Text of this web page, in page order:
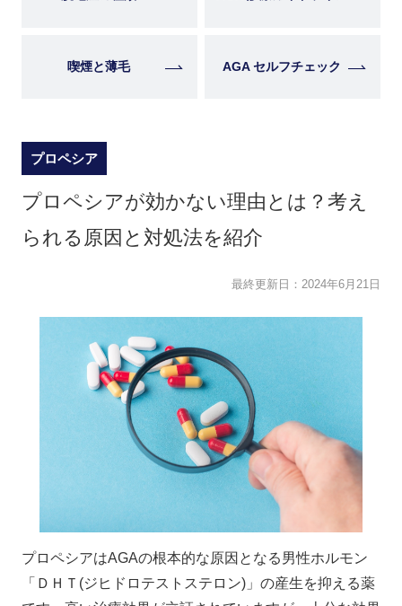
喫煙と薄毛 AGA セルフチェック
プロペシア
プロペシアが効かない理由とは？考え
られる原因と対処法を紹介
最終更新日：2024年6月21日
プロペシアはAGAの根本的な原因となる男性ホルモン
「ＤＨＴ(ジヒドロテストステロン)」の産生を抑える薬